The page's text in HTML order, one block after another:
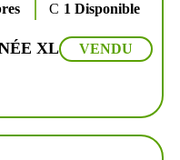
1 Disponible
XL
VENDU